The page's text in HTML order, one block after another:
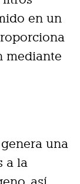
en un
mediante
una
a la